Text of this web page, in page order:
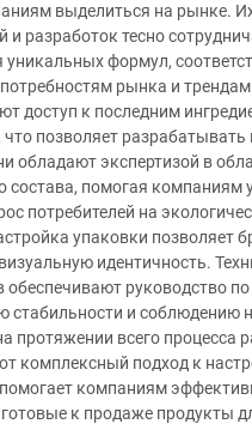
выделиться на рынке.
и разработок тесно
уникальных формул,
рынка и
доступ к последним
что позволяет
обладают экспертизой в
состава, помогая компаниям
потребителей на
упаковки позволяет
идентичность.
обеспечивают руководство
стабильности и соблюдению
протяжении всего процесса
комплексный подход к
компаниям
к продаже продукты